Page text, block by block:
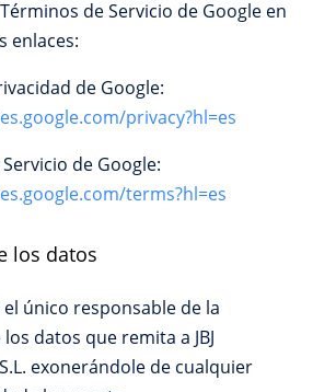
de Servicio de Google en
enlaces:
de Google:
privacy?hl=es
de Google:
terms?hl=es
los datos
el único responsable de la
datos que remita a JBJ
exonerándole de cualquier